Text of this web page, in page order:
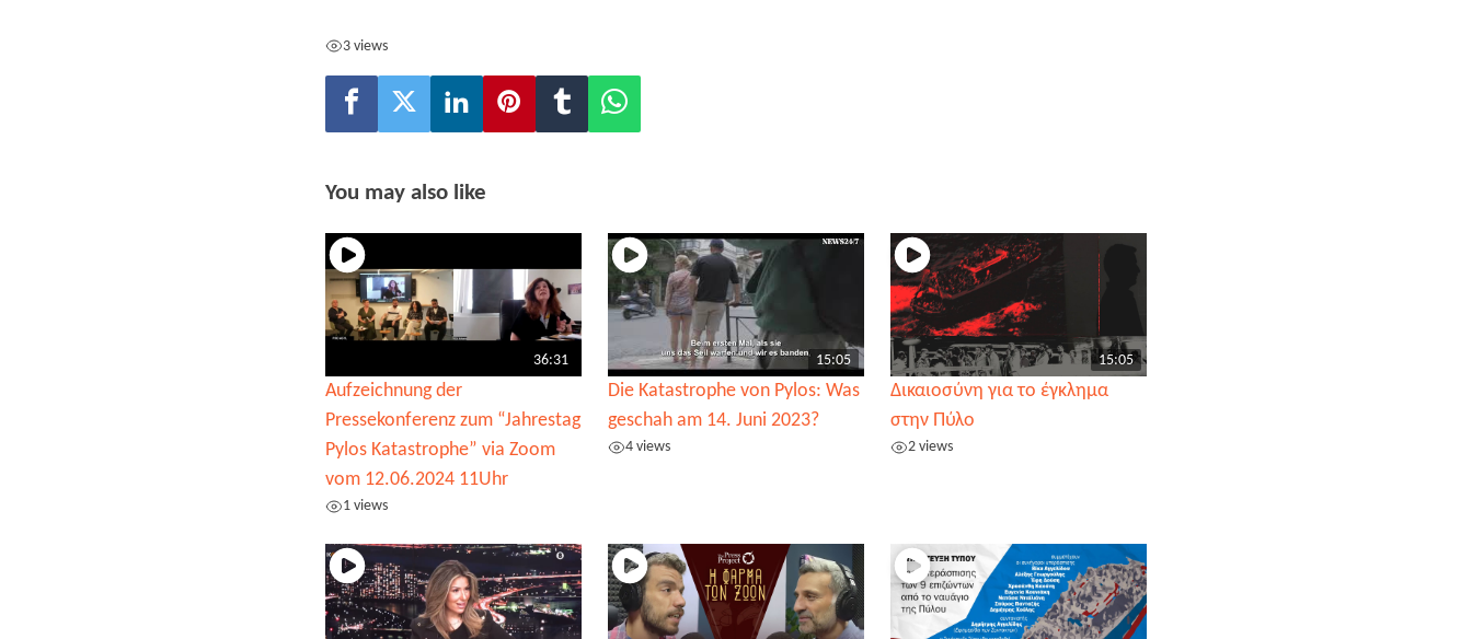
3 views
You may also like
36:31
Aufzeichnung der
Pressekonferenz zum “Jahrestag
Pylos Katastrophe” via Zoom
vom 12.06.2024 11Uhr
1 views
15:05
Die Katastrophe von Pylos: Was
geschah am 14. Juni 2023?
4 views
15:05
Δικαιοσύνη για το έγκλημα
στην Πύλο
2 views